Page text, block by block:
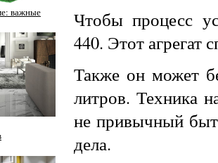
важные
Чтобы процесс
440. Этот агрегат
Также он может
литров. Техника
не привычный
дела.